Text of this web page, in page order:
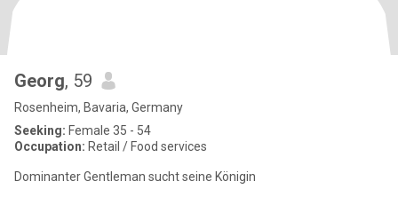
Georg, 59
Rosenheim, Bavaria, Germany
Seeking: Female 35 - 54
Occupation: Retail / Food services
Dominanter Gentleman sucht seine Königin